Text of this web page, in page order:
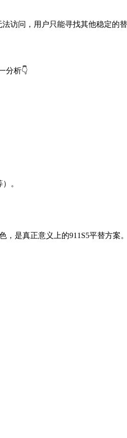
法访问，用户只能寻找其他稳定的替
分析👇
。
是真正意义上的911S5平替方案。